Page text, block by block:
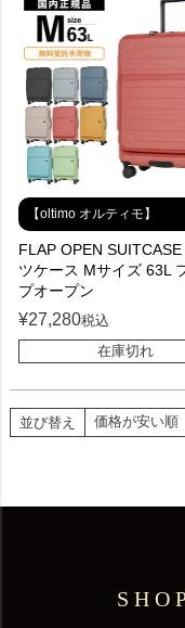
【oltimo オルティモ】
FLAP OPEN
ツケース Mサイズ 63L
プオープン
¥27,280税込
在庫切れ
並び替え 価格が安い順